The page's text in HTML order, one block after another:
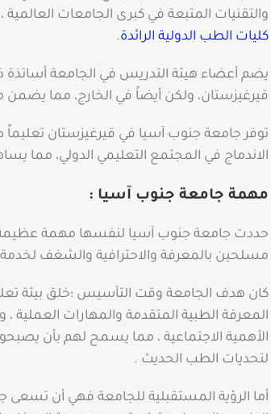
والتقنيات المتبعة في كبرى الجامعات العالمية ،
كليات الطب الدولية الرائدة.
يضم أعضاء هيئة التدريس في الجامعة
قيرغيزستان، ولكن أيضاً في الخارج، مما
توفر جامعة جنوب آسيا في قيرغيزستان
الاندماج في المجتمع التعليمي الدولي، مما
مهمة جامعة جنوب آسيا :
حددت جامعة جنوب آسيا لنفسها مهمة عظيمة
مسلحين بالمعرفة والاحترافية والشغف لخدمة
كان هدف الجامعة وقت التأسيس ؛خلق بيئة
المعرفة الطبية المتقدمة والمهارات
الأهمية الاجتماعية ، مما يسمح لهم بأن
لتحديات الطب الحديث .​​​
أما الرؤية المستقبلية للجامعة فهي أن تسعى